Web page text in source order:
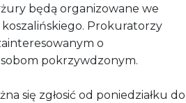
będą organizowane we
Prokuratorzy
o
pokrzywdzonym.
się zgłosić od poniedziałku do